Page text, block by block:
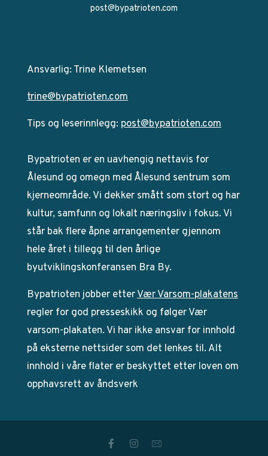
post@bypatrioten.com
Ansvarlig: Trine Klemetsen
trine@bypatrioten.com
Tips og leserinnlegg: post@bypatrioten.com
Bypatrioten er en uavhengig nettavis for
Ålesund og omegn med Ålesund sentrum som
kjerneområde. Vi dekker smått som stort og har
kultur, samfunn og lokalt næringsliv i fokus. Vi
står bak flere åpne arrangementer gjennom
hele året i tillegg til den årlige
byutviklingskonferansen Bra By.
Bypatrioten jobber etterVær Varsom-plakatens
regler for god presseskikk og følger Vær
varsom-plakaten. Vi har ikke ansvar for innhold
på eksterne nettsider som det lenkes til. Alt
innhold i våre flater er beskyttet etter loven om
opphavsrett av åndsverk